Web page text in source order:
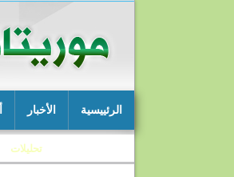
الرئييسية الأخبار
تحليلات